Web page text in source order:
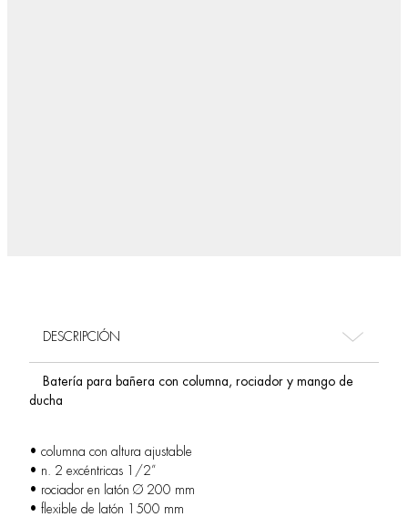
DESCRIPCIÓN
Batería para bañera con columna, rociador y mango de
ducha
• columna con altura ajustable
• n. 2 excéntricas 1/2”
• rociador en latón Ø 200 mm
• flexible de latón 1500 mm